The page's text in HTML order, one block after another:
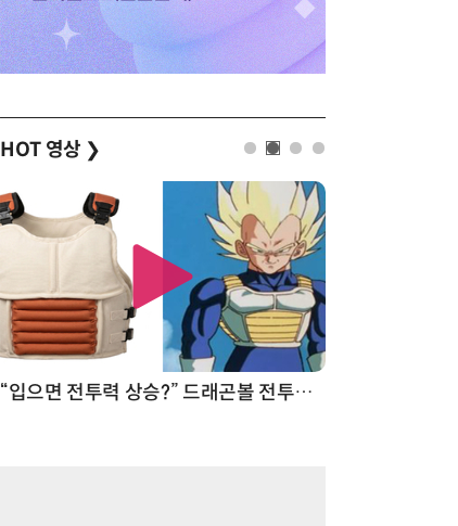
HOT 영상 ❯
“입으면 전투력 상승?” 드래곤볼 전투복 닮은 중량조끼